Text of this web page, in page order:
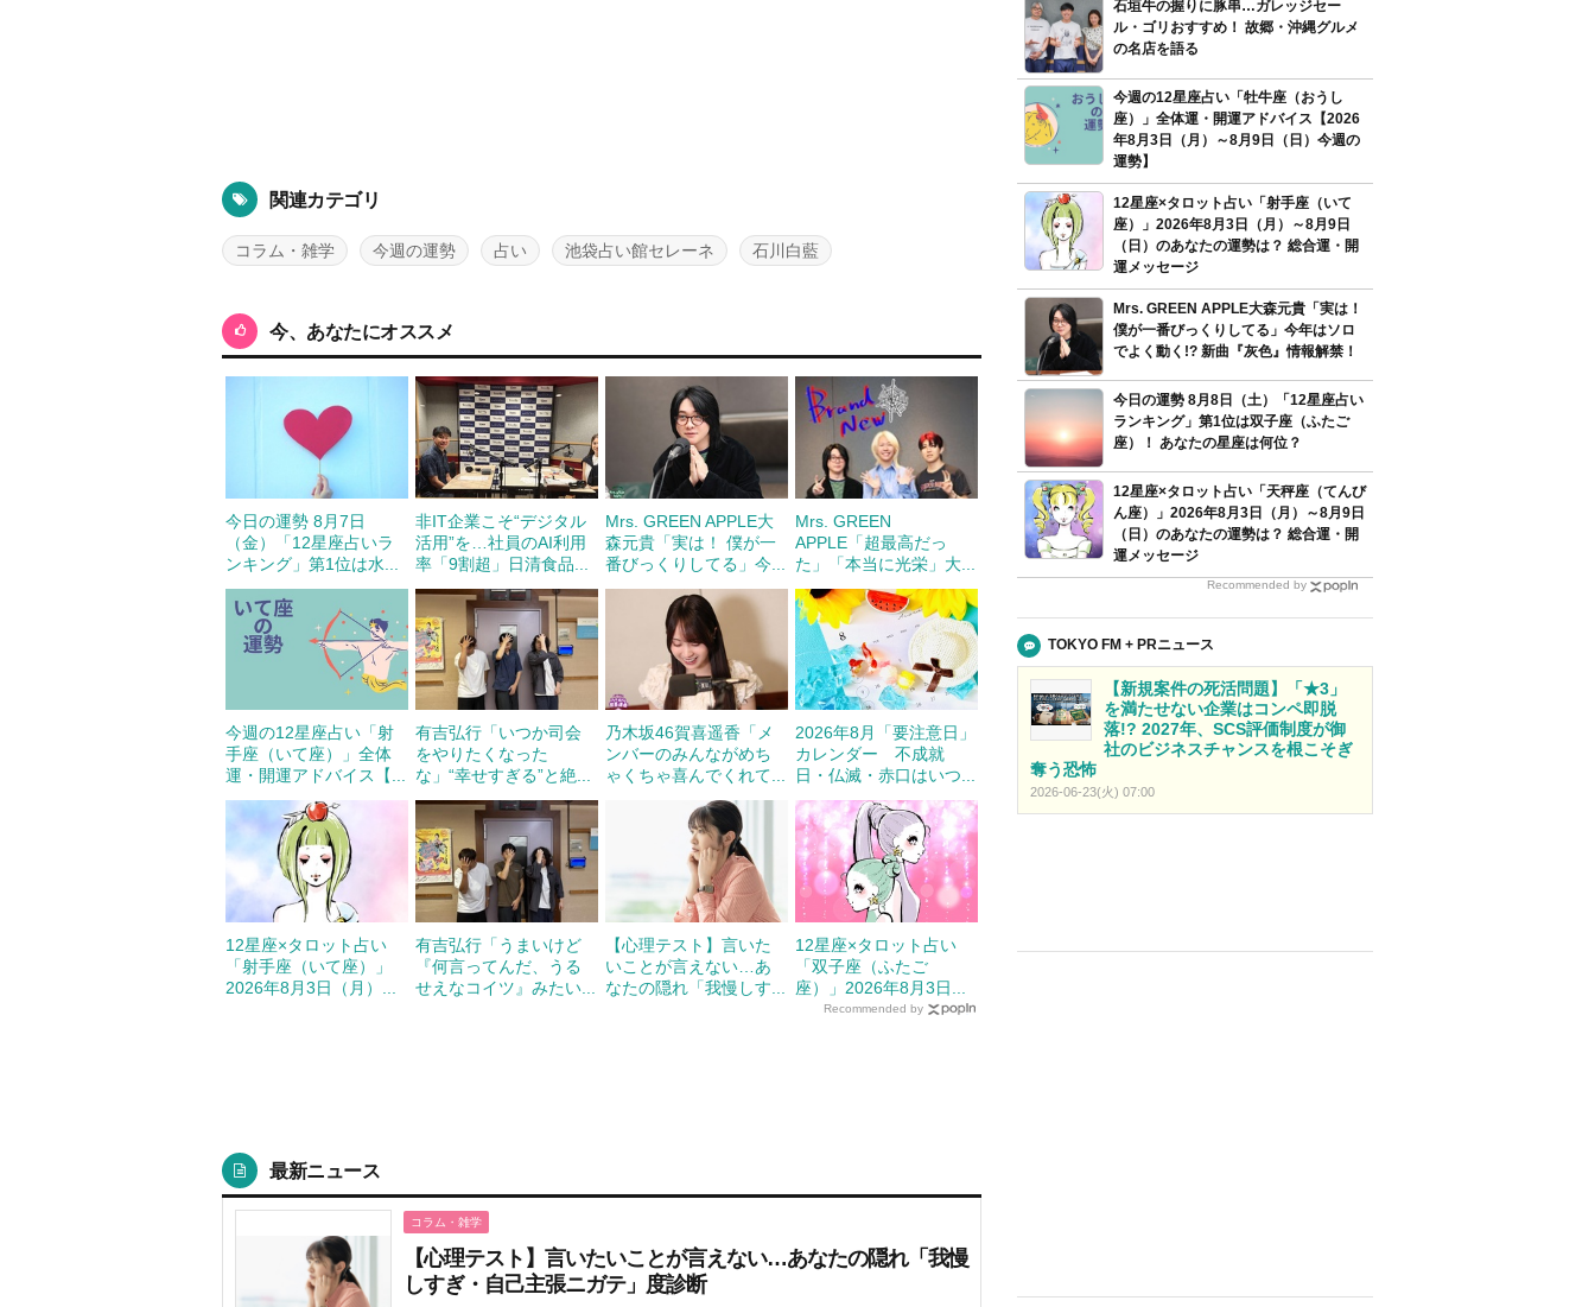
関連カテゴリ
コラム・雑学 今週の運勢 占い 池袋占い館セレーネ 石川白藍
今、あなたにオススメ
今日の運勢 8月7日
（金）「12星座占いラ
ンキング」第1位は水...
非IT企業こそ“デジタル
活用”を…社員のAI利用
率「9割超」日清食品...
Mrs. GREEN APPLE大
森元貴「実は！ 僕が一
番びっくりしてる」今...
Mrs. GREEN
APPLE「超最高だっ
た」「本当に光栄」大...
今週の12星座占い「射
手座（いて座）」全体
運・開運アドバイス【...
有吉弘行「いつか司会
をやりたくなった
な」“幸せすぎる”と絶...
乃木坂46賀喜遥香「メ
ンバーのみんながめち
ゃくちゃ喜んでくれて...
2026年8月「要注意日」
カレンダー 不成就
日・仏滅・赤口はいつ...
12星座×タロット占い
「射手座（いて座）」
2026年8月3日（月）...
有吉弘行「うまいけど
『何言ってんだ、うる
せえなコイツ』みたい...
【心理テスト】言いた
いことが言えない…あ
なたの隠れ「我慢しす...
12星座×タロット占い
「双子座（ふたご
座）」2026年8月3日...
Recommended by
最新ニュース
コラム・雑学
【心理テスト】言いたいことが言えない…あなたの隠れ「我慢
しすぎ・自己主張ニガテ」度診断
石垣牛の握りに豚串…ガレッジセー
ル・ゴリおすすめ！ 故郷・沖縄グルメ
の名店を語る
今週の12星座占い「牡牛座（おうし
座）」全体運・開運アドバイス【2026
年8月3日（月）～8月9日（日）今週の
運勢】
12星座×タロット占い「射手座（いて
座）」2026年8月3日（月）～8月9日
（日）のあなたの運勢は？ 総合運・開
運メッセージ
Mrs. GREEN APPLE大森元貴「実は！
僕が一番びっくりしてる」今年はソロ
でよく動く!? 新曲『灰色』情報解禁！
今日の運勢 8月8日（土）「12星座占い
ランキング」第1位は双子座（ふたご
座）！ あなたの星座は何位？
12星座×タロット占い「天秤座（てんび
ん座）」2026年8月3日（月）～8月9日
（日）のあなたの運勢は？ 総合運・開
運メッセージ
Recommended by
TOKYO FM + PRニュース
【新規案件の死活問題】「★3」
を満たせない企業はコンペ即脱
落!? 2027年、SCS評価制度が御
社のビジネスチャンスを根こそぎ
奪う恐怖
2026-06-23(火) 07:00